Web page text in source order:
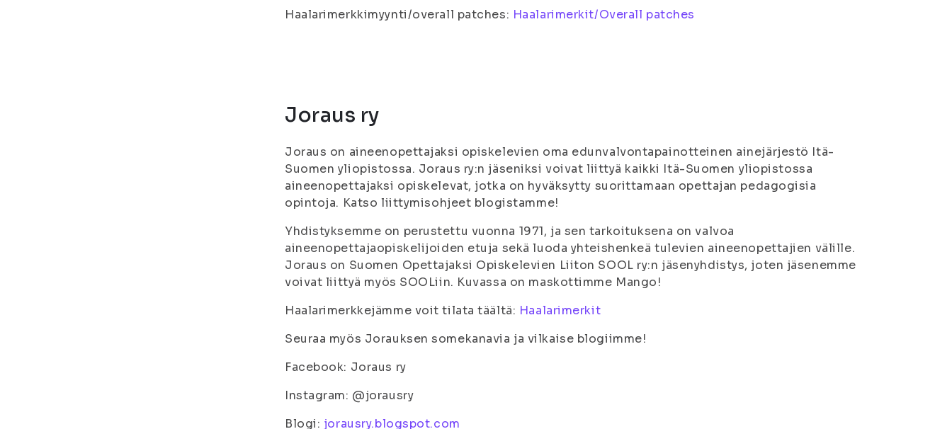
Haalarimerkkimyynti/overall patches: Haalarimerkit/Overall patches
Joraus ry
Joraus on aineenopettajaksi opiskelevien oma edunvalvontapainotteinen ainejärjestö Itä-
Suomen yliopistossa. Joraus ry:n jäseniksi voivat liittyä kaikki Itä-Suomen yliopistossa
aineenopettajaksi opiskelevat, jotka on hyväksytty suorittamaan opettajan pedagogisia
opintoja. Katso liittymisohjeet blogistamme!
Yhdistyksemme on perustettu vuonna 1971, ja sen tarkoituksena on valvoa
aineenopettajaopiskelijoiden etuja sekä luoda yhteishenkeä tulevien aineenopettajien välille.
Joraus on Suomen Opettajaksi Opiskelevien Liiton SOOL ry:n jäsenyhdistys, joten jäsenemme
voivat liittyä myös SOOLiin. Kuvassa on maskottimme Mango!
Haalarimerkkejämme voit tilata täältä: Haalarimerkit
Seuraa myös Jorauksen somekanavia ja vilkaise blogiimme!
Facebook: Joraus ry
Instagram: @jorausry
Blogi: jorausry.blogspot.com